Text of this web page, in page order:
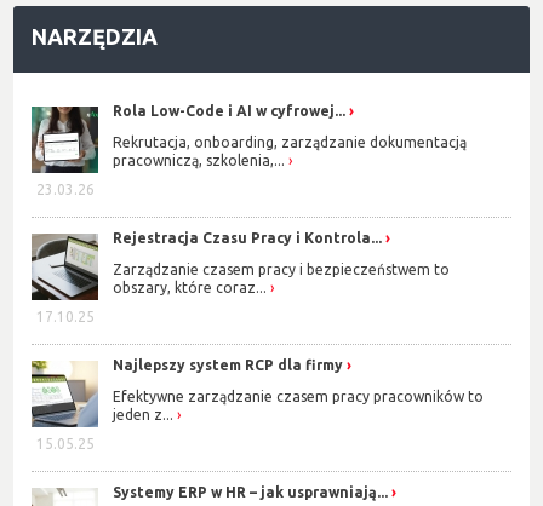
NARZĘDZIA
23.03.26
Rola Low-Code i AI w cyfrowej...
Rekrutacja, onboarding, zarządzanie dokumentacją
pracowniczą, szkolenia,...
17.10.25
Rejestracja Czasu Pracy i Kontrola...
Zarządzanie czasem pracy i bezpieczeństwem to
obszary, które coraz...
15.05.25
Najlepszy system RCP dla firmy
Efektywne zarządzanie czasem pracy pracowników to
jeden z...
Systemy ERP w HR – jak usprawniają...